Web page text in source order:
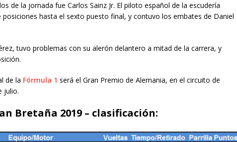
de la jornada fue Carlos Sainz Jr. El piloto español de la escudería
hasta el sexto puesto final, y contuvo los embates de Daniel
tuvo problemas con su alerón delantero a mitad de la carrera, y
de la Fórmula 1 será el Gran Premio de Alemania, en el circuito de
julio.
Bretaña 2019 – clasificación: